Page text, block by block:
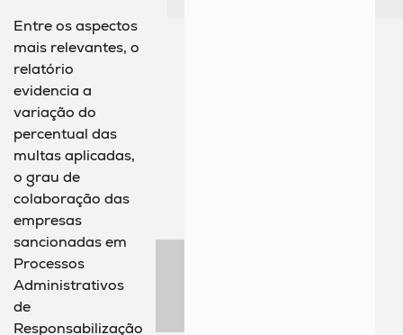
Entre os aspectos
mais relevantes, o
relatório
evidencia a
variação do
percentual das
multas aplicadas,
o grau de
colaboração das
empresas
sancionadas em
Processos
Administrativos
de
Responsabilização